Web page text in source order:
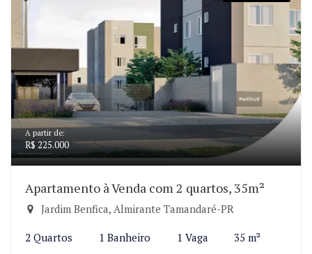
A partir de:
R$ 225.000
Apartamento à Venda com 2 quartos, 35m²
Jardim Benfica, Almirante Tamandaré-PR
2 Quartos 1 Banheiro 1 Vaga 35 m²